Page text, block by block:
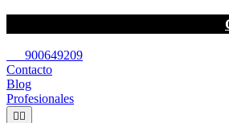
900649209
Contacto
Blog
Profesionales
 